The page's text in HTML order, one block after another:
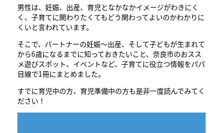
男性は、妊娠、出産、育児となかなかイメージがわきにく
く、子育てに関わりたくてもどう関わってよいのかわかりに
くいと言われています。
そこで、パートナーの妊娠～出産、そして子どもが生まれて
から6歳になるまでに知っておきたいこと、奈良市のおスス
メ遊びスポット、イベントなど、子育てに役立つ情報をパパ
目線で1冊にまとめました。
すでに育児中の方、育児準備中の方も是非一度読んでみてく
ださい！